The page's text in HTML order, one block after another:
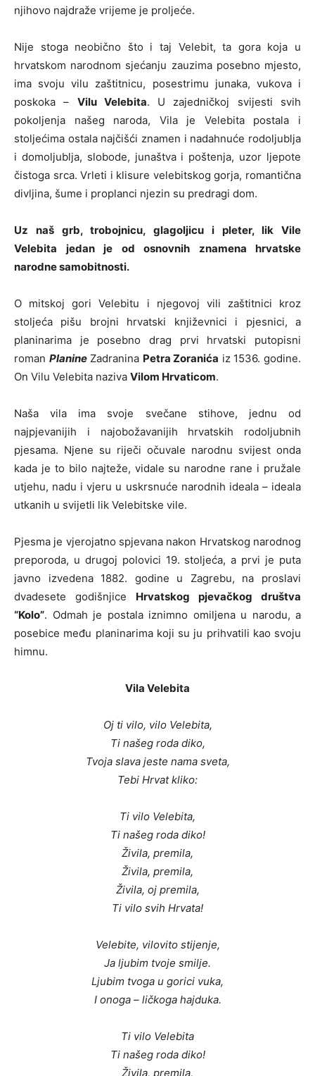
njihovo najdraže vrijeme je proljeće.
Nije stoga neobično što i taj Velebit, ta gora koja u
hrvatskom narodnom sjećanju zauzima posebno mjesto,
ima svoju vilu zaštitnicu, posestrimu junaka, vukova i
poskoka – Vilu Velebita. U zajedničkoj svijesti svih
pokoljenja našeg naroda, Vila je Velebita postala i
stoljećima ostala najčišći znamen i nadahnuće rodoljublja
i domoljublja, slobode, junaštva i poštenja, uzor ljepote
čistoga srca. Vrleti i klisure velebitskog gorja, romantična
divljina, šume i proplanci njezin su predragi dom.
Uz naš grb, trobojnicu, glagoljicu i pleter, lik Vile
Velebita jedan je od osnovnih znamena hrvatske
narodne samobitnosti.
O mitskoj gori Velebitu i njegovoj vili zaštitnici kroz
stoljeća pišu brojni hrvatski književnici i pjesnici, a
planinarima je posebno drag prvi hrvatski putopisni
roman PlanineZadranina Petra Zoranića iz 1536. godine.
On Vilu Velebita naziva Vilom Hrvaticom.
Naša vila ima svoje svečane stihove, jednu od
najpjevanijih i najobožavanijih hrvatskih rodoljubnih
pjesama. Njene su riječi očuvale narodnu svijest onda
kada je to bilo najteže, vidale su narodne rane i pružale
utjehu, nadu i vjeru u uskrsnuće narodnih ideala – ideala
utkanih u svijetli lik Velebitske vile.
Pjesma je vjerojatno spjevana nakon Hrvatskog narodnog
preporoda, u drugoj polovici 19. stoljeća, a prvi je puta
javno izvedena 1882. godine u Zagrebu, na proslavi
dvadesete godišnjice Hrvatskog pjevačkog društva
“Kolo”. Odmah je postala iznimno omiljena u narodu, a
posebice među planinarima koji su ju prihvatili kao svoju
himnu.
Vila Velebita
Oj ti vilo, vilo Velebita,
Ti našeg roda diko,
Tvoja slava jeste nama sveta,
Tebi Hrvat kliko:
Ti vilo Velebita,
Ti našeg roda diko!
Živila, premila,
Živila, premila,
Živila, oj premila,
Ti vilo svih Hrvata!
Velebite, vilovito stijenje,
Ja ljubim tvoje smilje.
Ljubim tvoga u gorici vuka,
I onoga – ličkoga hajduka.
Ti vilo Velebita
Ti našeg roda diko!
Živila, premila,